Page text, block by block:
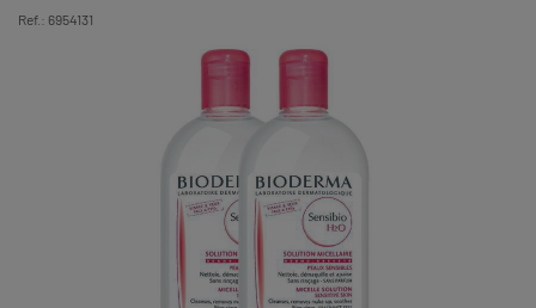
Ref.: 6954131